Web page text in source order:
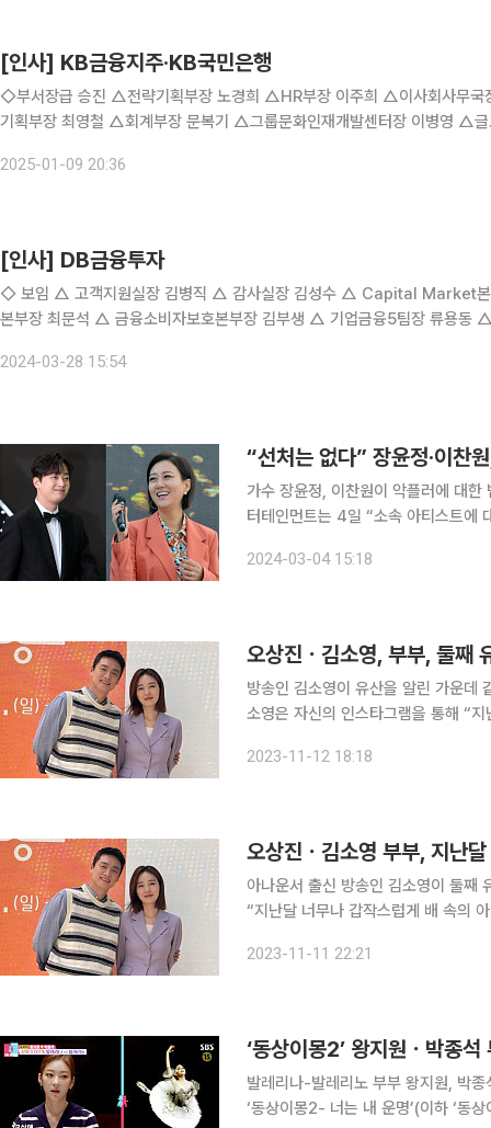
[인사] KB금융지주·KB국민은행
◇부서장급 승진 △전략기획부장 노경희 △HR부장 이주희 △이사회사무국장 박경진 ◇부서장급 전보 △시너지추진부
기획부장 최영철 △회계부장 문복기 △그룹문화인재개발센터장 이병영 △
2025-01-09 20:36
[인사] DB금융투자
◇ 보임 △ 고객지원실장 김병직 △ 감사실장 김성수 △ Capital Market본부장 안종철 △ 고객자산운용Center장 김추수 △ 기획관리
본부장 최문석 △ 금융소비자보호본부장 김부생 △ 기업금융5팀장 류용동 △ 상품심사감리팀장 강원석 △ Wrap운용팀장 오상진 △ 경
2024-03-28 15:54
“선처는 없다” 장윤정·이찬
가수 장윤정, 이찬원이 악플러에 대한 법적 대응을 예고했다.
터테인먼트는 4일 “소속 아티스트에
2024-03-04 15:18
방송인 김소영이 유산을 알린 가운데 같
소영은 자신의 인스타그램을 통해 “
을 얻었고 4년만인 지난 9월 둘째 임
2023-11-12 18:18
오상진ㆍ김소영 부부, 지난
아나운서 출신 방송인 김소영이 둘째 유산을 전했다. 11일 오후 김소영
“지난달 너무나 갑작스럽게 배 속의
아해하는 분도 계셨다”라며 “개인적
2023-11-11 22:21
‘동상이몽2’ 왕지원ㆍ박종
발레리나-발레리노 부부 왕지원, 박종석의 발레 일상이
‘동상이몽2- 너는 내 운명’(이하 ‘동